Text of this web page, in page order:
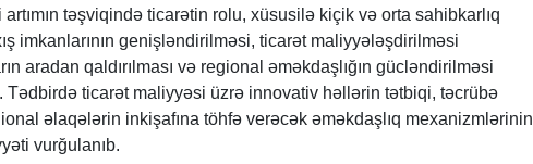
təşviqində ticarətin rolu, xüsusilə kiçik və orta sahibkarlıq
imkanlarının genişləndirilməsi, ticarət maliyyələşdirilməsi
aradan qaldırılması və regional əməkdaşlığın gücləndirilməsi
ticarət maliyyəsi üzrə innovativ həllərin tətbiqi, təcrübə
əlaqələrin inkişafına töhfə verəcək əməkdaşlıq mexanizmlərinin
vurğulanıb.